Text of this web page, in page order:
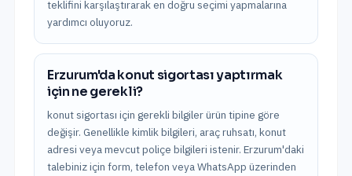
teklifini karşılaştırarak en doğru seçimi yapmalarına
yardımcı oluyoruz.
Erzurum'da konut sigortası yaptırmak
için ne gerekli?
konut sigortası için gerekli bilgiler ürün tipine göre
değişir. Genellikle kimlik bilgileri, araç ruhsatı, konut
adresi veya mevcut poliçe bilgileri istenir. Erzurum'daki
talebiniz için form, telefon veya WhatsApp üzerinden